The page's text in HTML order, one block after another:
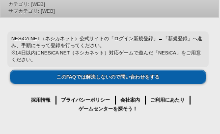
カテゴリ: [WEB]
サブカテゴリ: [WEB]
NESiCA NET（ネシカネット）公式サイトの「ログイン新規登録」→「新規登録」へ進
み、手順にそって登録を行ってください。
※14日以内にNESiCA NET（ネシカネット）対応ゲームで遊んだ「NESiCA」をご用意
ください。
このFAQでは解決しないので問い合わせをする
採用情報 プライバシーポリシー 会社案内
ご利用にあたり
ゲームセンターを探そう！